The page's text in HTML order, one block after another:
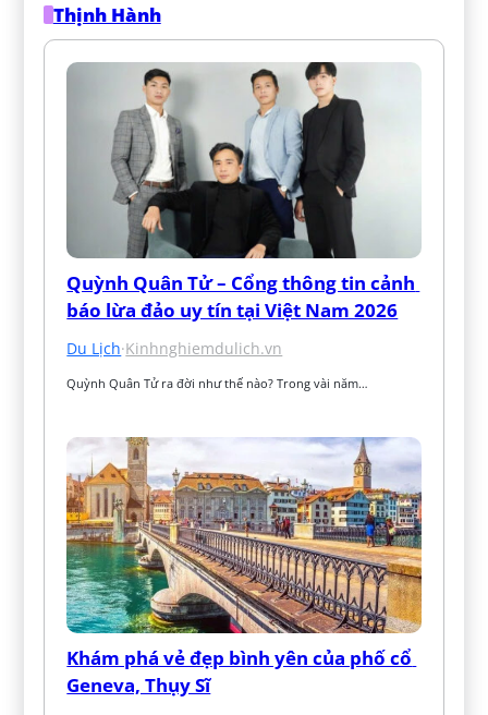
Thịnh Hành
Quỳnh Quân Tử – Cổng thông tin cảnh
báo lừa đảo uy tín tại Việt Nam 2026
Du Lịch·Kinhnghiemdulich.vn
Quỳnh Quân Tử ra đời như thế nào? Trong vài năm…
Khám phá vẻ đẹp bình yên của phố cổ
Geneva, Thụy Sĩ